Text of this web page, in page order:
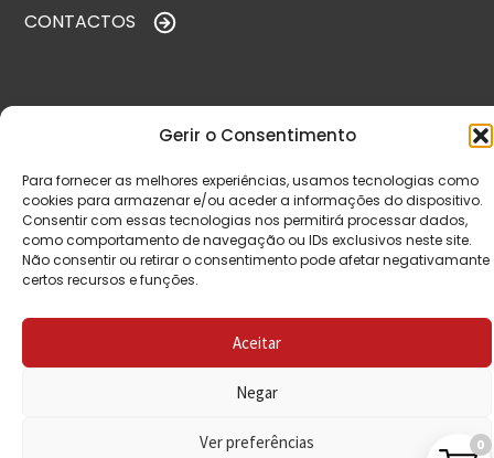
Gerir o Consentimento
Para fornecer as melhores experiências, usamos tecnologias como
cookies para armazenar e/ou aceder a informações do dispositivo.
Consentir com essas tecnologias nos permitirá processar dados,
como comportamento de navegação ou IDs exclusivos neste site.
Não consentir ou retirar o consentimento pode afetar negativamante
certos recursos e funções.
Aceitar
Negar
Ver preferências
CONTACTOS
VISITE-NOS
© Copyright 2026 Saída de Emergência. Todos os
direitos reservados.
0